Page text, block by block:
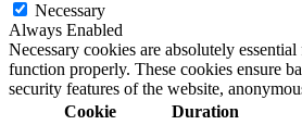
Necessary
Always Enabled
Necessary cookies are absolutely
function properly. These cookies ensure
security features of the website,
Cookie
Duration